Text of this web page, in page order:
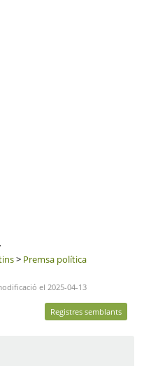
> Premsa política
el 2025-04-13
Registres semblants